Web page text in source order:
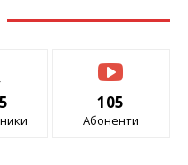
105
Абоненти